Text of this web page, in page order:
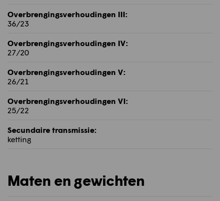
Overbrengingsverhoudingen III:
36/23
Overbrengingsverhoudingen IV:
27/20
Overbrengingsverhoudingen V:
26/21
Overbrengingsverhoudingen VI:
25/22
Secundaire transmissie:
ketting
Maten en gewichten